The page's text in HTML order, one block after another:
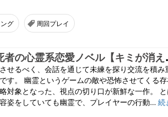
グ 周回プレイ
マンスの
せるべく、会話を通じて未練を探り交流を積み
す。 幽霊というゲームの敵や恐怖させてくる
対象となった、視点の切り口が新鮮な一作。
姿をしていても幽霊で、プレイヤーの行動... 続